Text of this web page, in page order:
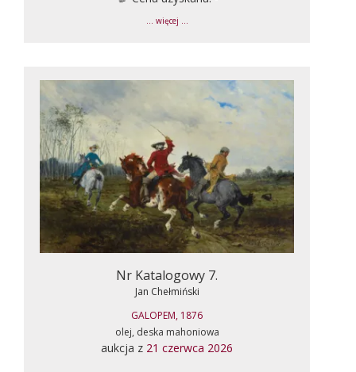
... więcej ...
Nr Katalogowy 7.
Jan Chełmiński
GALOPEM, 1876
olej, deska mahoniowa
aukcja z 21 czerwca 2026